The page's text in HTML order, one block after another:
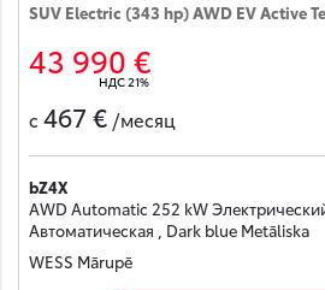
SUV Electric (343 hp) AWD EV Active
43 990 €
НДС 21%
с 467 € /месяц
bZ4X
AWD Automatic 252 kW
Автоматическая , Dark blue Metāliska
WESS Mārupē